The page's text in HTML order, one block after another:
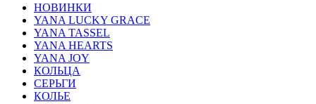
НОВИНКИ
YANA LUCKY GRACE
YANA TASSEL
YANA HEARTS
YANA JOY
КОЛЬЦА
СЕРЬГИ
КОЛЬЕ